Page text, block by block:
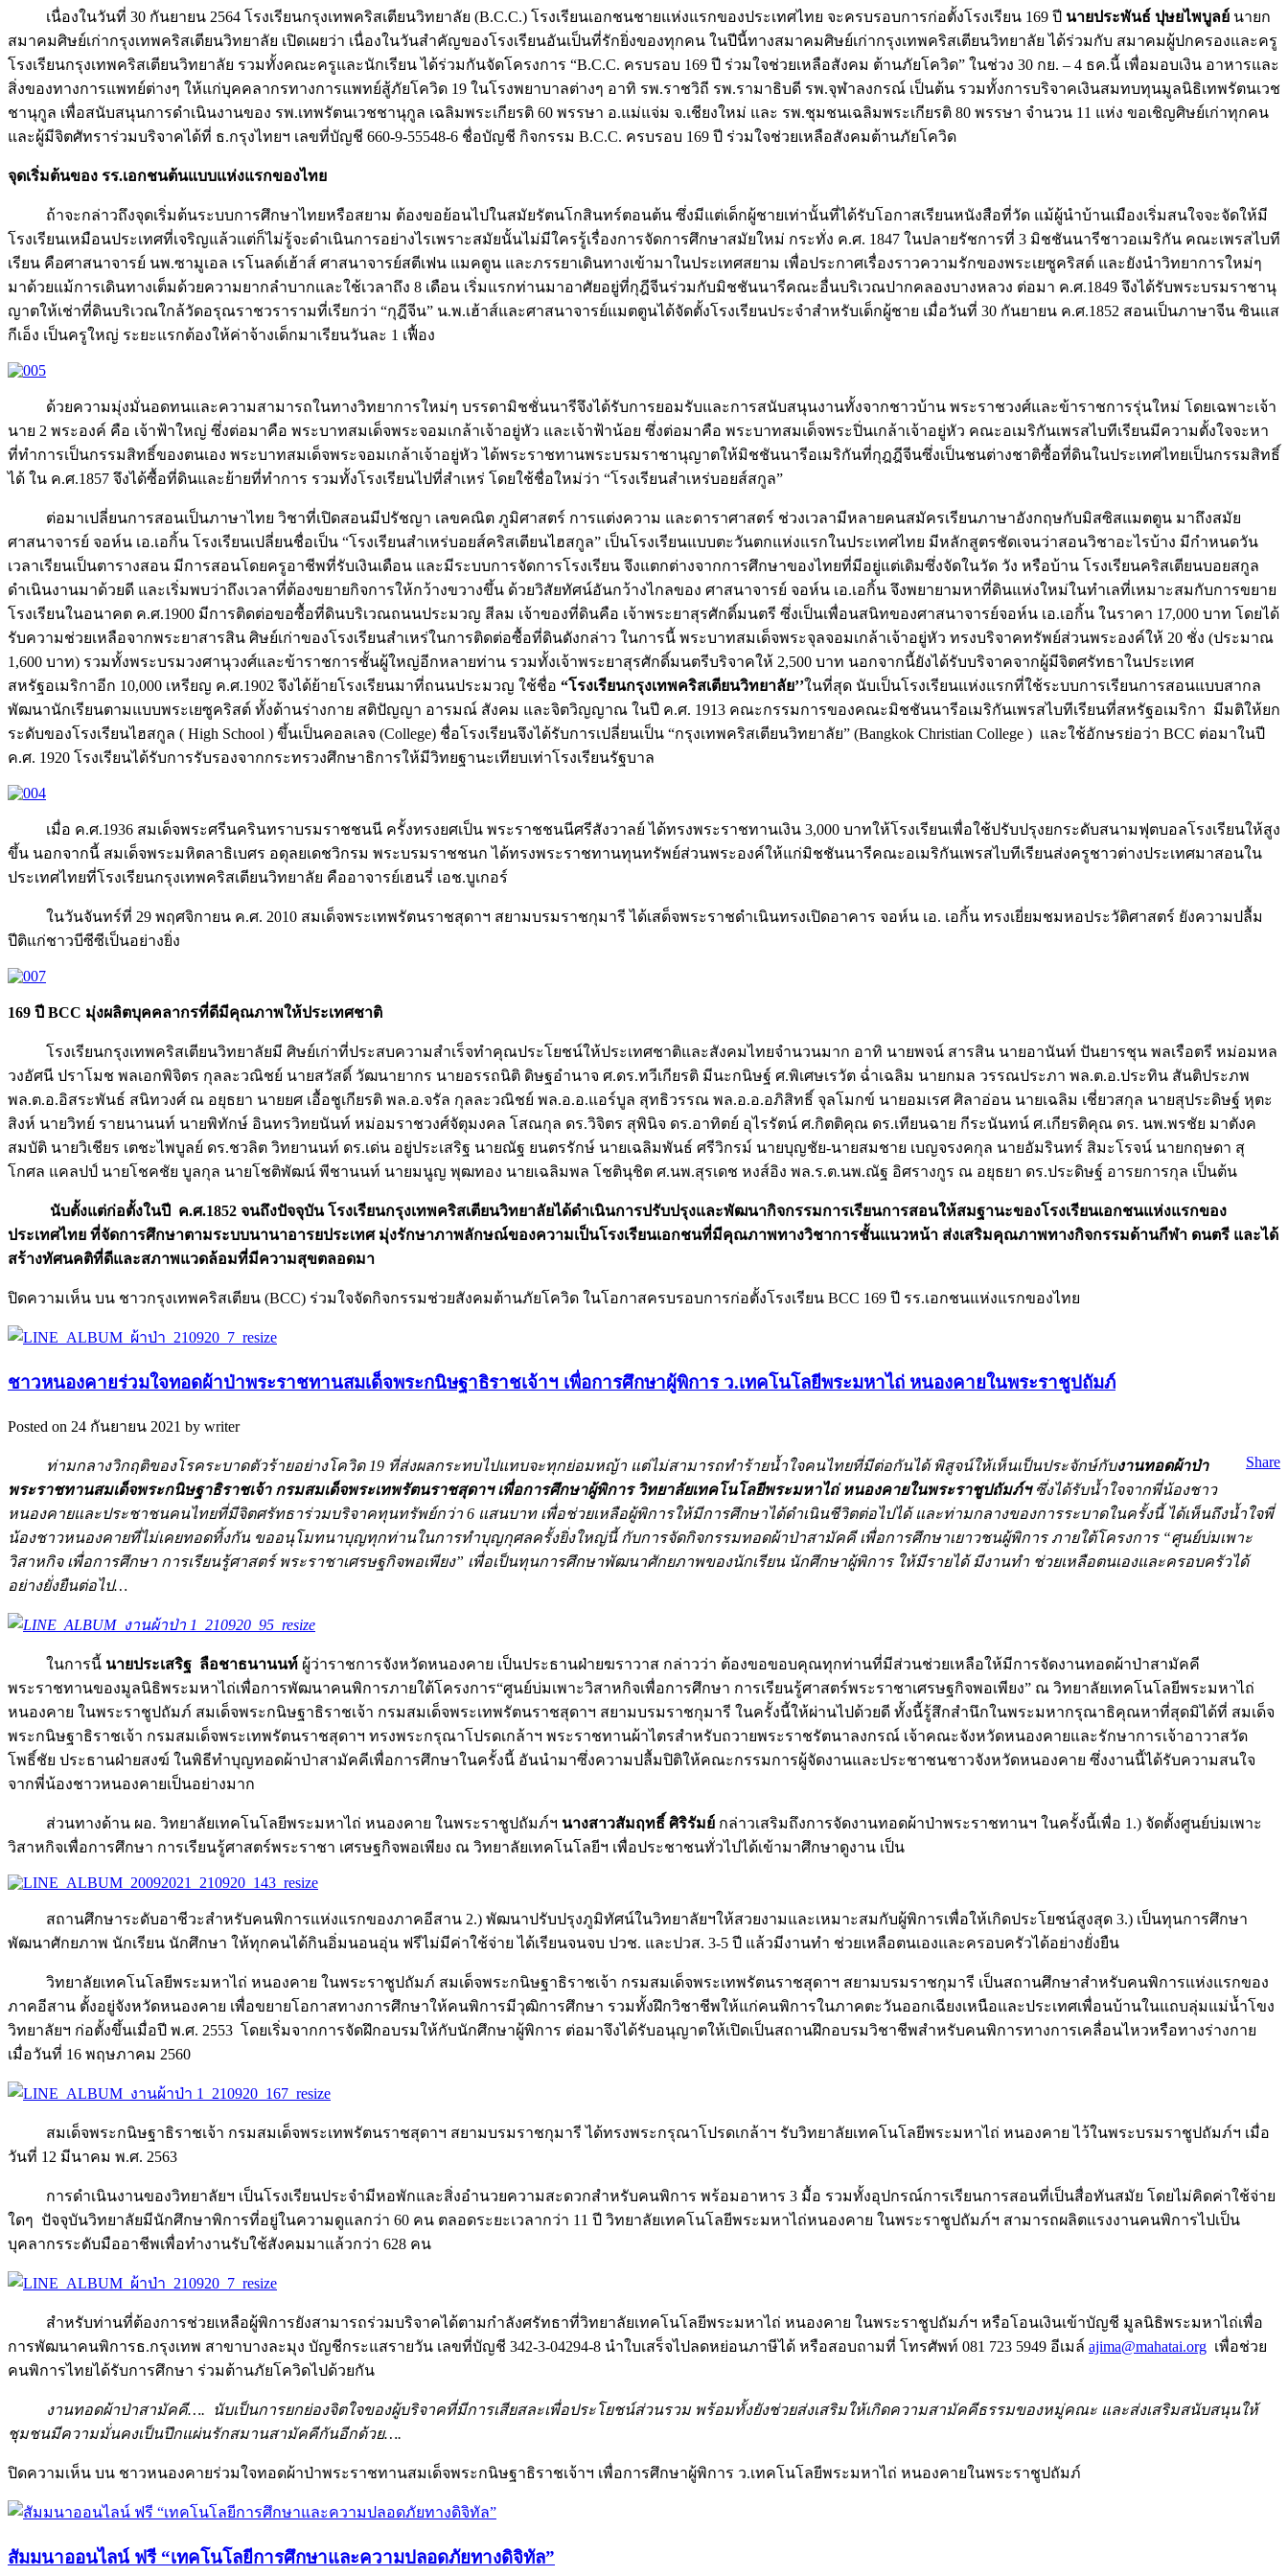
เนื่องในวันที่ 30 กันยายน 2564 โรงเรียนกรุงเทพคริสเตียนวิทยาลัย (B.C.C.) โรงเรียนเอกชนชายแห่งแรกของประเทศไทย จะครบรอบการก่อตั้งโรงเรียน 169 ปี นายประพันธ์ ปุษยไพบูลย์ นายก
สมาคมศิษย์เก่ากรุงเทพคริสเตียนวิทยาลัย เปิดเผยว่า เนื่องในวันสำคัญของโรงเรียนอันเป็นที่รักยิ่งของทุกคน ในปีนี้ทางสมาคมศิษย์เก่ากรุงเทพคริสเตียนวิทยาลัย ได้ร่วมกับ สมาคมผู้ปกครองและครู
โรงเรียนกรุงเทพคริสเตียนวิทยาลัย รวมทั้งคณะครูและนักเรียน ได้ร่วมกันจัดโครงการ “B.C.C. ครบรอบ 169 ปี ร่วมใจช่วยเหลือสังคม ต้านภัยโควิด” ในช่วง 30 กย. – 4 ธค.นี้ เพื่อมอบเงิน อาหารและ
สิ่งของทางการแพทย์ต่างๆ ให้แก่บุคคลากรทางการแพทย์สู้ภัยโควิด 19 ในโรงพยาบาลต่างๆ อาทิ รพ.ราชวิถี รพ.รามาธิบดี รพ.จุฬาลงกรณ์ เป็นต้น รวมทั้งการบริจาคเงินสมทบทุนมูลนิธิเทพรัตนเวช
ชานุกูล เพื่อสนับสนุนการดำเนินงานของ รพ.เทพรัตนเวชชานุกูล เฉลิมพระเกียรติ 60 พรรษา อ.แม่แจ่ม จ.เชียงใหม่ และ รพ.ชุมชนเฉลิมพระเกียรติ 80 พรรษา จำนวน 11 แห่ง ขอเชิญศิษย์เก่าทุกคน
และผู้มีจิตศัทราร่วมบริจาคได้ที่ ธ.กรุงไทยฯ เลขที่บัญชี 660-9-55548-6 ชื่อบัญชี กิจกรรม B.C.C. ครบรอบ 169 ปี ร่วมใจช่วยเหลือสังคมต้านภัยโควิด
จุดเริ่มต้นของ รร.เอกชนต้นแบบแห่งแรกของไทย
ถ้าจะกล่าวถึงจุดเริ่มต้นระบบการศึกษาไทยหรือสยาม ต้องขอย้อนไปในสมัยรัตนโกสินทร์ตอนต้น ซึ่งมีแต่เด็กผู้ชายเท่านั้นที่ได้รับโอกาสเรียนหนังสือที่วัด แม้ผู้นำบ้านเมืองเริ่มสนใจจะจัดให้มี
โรงเรียนเหมือนประเทศที่เจริญแล้วแต่ก็ไม่รู้จะดำเนินการอย่างไรเพราะสมัยนั้นไม่มีใครรู้เรื่องการจัดการศึกษาสมัยใหม่ กระทั่ง ค.ศ. 1847 ในปลายรัชการที่ 3 มิชชันนารีชาวอเมริกัน คณะเพรสไบที
เรียน คือศาสนาจารย์ นพ.ซามูเอล เรโนลด์เฮ้าส์ ศาสนาจารย์สตีเฟน แมคตูน และภรรยาเดินทางเข้ามาในประเทศสยาม เพื่อประกาศเรื่องราวความรักของพระเยซูคริสต์ และยังนำวิทยาการใหม่ๆ
มาด้วยแม้การเดินทางเต็มด้วยความยากลำบากและใช้เวลาถึง 8 เดือน เริ่มแรกท่านมาอาศัยอยู่ที่กุฎีจีนร่วมกับมิชชันนารีคณะอื่นบริเวณปากคลองบางหลวง ต่อมา ค.ศ.1849 จึงได้รับพระบรมราชานุ
ญาตให้เช่าที่ดินบริเวณใกล้วัดอรุณราชวรารามที่เรียกว่า “กุฎีจีน” น.พ.เฮ้าส์และศาสนาจารย์แมตตูนได้จัดตั้งโรงเรียนประจำสำหรับเด็กผู้ชาย เมื่อวันที่ 30 กันยายน ค.ศ.1852 สอนเป็นภาษาจีน ซินแส
กีเอ็ง เป็นครูใหญ่ ระยะแรกต้องให้ค่าจ้างเด็กมาเรียนวันละ 1 เฟื้อง
ด้วยความมุ่งมั่นอดทนและความสามารถในทางวิทยาการใหม่ๆ บรรดามิชชั่นนารีจึงได้รับการยอมรับและการสนับสนุนงานทั้งจากชาวบ้าน พระราชวงศ์และข้าราชการรุ่นใหม่ โดยเฉพาะเจ้า
นาย 2 พระองค์ คือ เจ้าฟ้าใหญ่ ซึ่งต่อมาคือ พระบาทสมเด็จพระจอมเกล้าเจ้าอยู่หัว และเจ้าฟ้าน้อย ซึ่งต่อมาคือ พระบาทสมเด็จพระปิ่นเกล้าเจ้าอยู่หัว คณะอเมริกันเพรสไบทีเรียนมีความตั้งใจจะหา
ที่ทำการเป็นกรรมสิทธิ์ของตนเอง พระบาทสมเด็จพระจอมเกล้าเจ้าอยู่หัว ได้พระราชทานพระบรมราชานุญาตให้มิชชันนารีอเมริกันที่กุฎฎีจีนซึ่งเป็นชนต่างชาติซื้อที่ดินในประเทศไทยเป็นกรรมสิทธิ์
ได้ ใน ค.ศ.1857 จึงได้ซื้อที่ดินและย้ายที่ทำการ รวมทั้งโรงเรียนไปที่สำเหร่ โดยใช้ชื่อใหม่ว่า “โรงเรียนสำเหร่บอยส์สกูล”
ต่อมาเปลี่ยนการสอนเป็นภาษาไทย วิชาที่เปิดสอนมีปรัชญา เลขคณิต ภูมิศาสตร์ การแต่งความ และดาราศาสตร์ ช่วงเวลามีหลายคนสมัครเรียนภาษาอังกฤษกับมิสซิสแมตตูน มาถึงสมัย
ศาสนาจารย์ จอห์น เอ.เอกิ้น โรงเรียนเปลี่ยนชื่อเป็น “โรงเรียนสำเหร่บอยส์คริสเตียนไฮสกูล” เป็นโรงเรียนแบบตะวันตกแห่งแรกในประเทศไทย มีหลักสูตรชัดเจนว่าสอนวิชาอะไรบ้าง มีกำหนดวัน
เวลาเรียนเป็นตารางสอน มีการสอนโดยครูอาชีพที่รับเงินเดือน และมีระบบการจัดการโรงเรียน จึงแตกต่างจากการศึกษาของไทยที่มีอยู่แต่เดิมซึ่งจัดในวัด วัง หรือบ้าน โรงเรียนคริสเตียนบอยสกูล
ดำเนินงานมาด้วยดี และเริ่มพบว่าถึงเวลาที่ต้องขยายกิจการให้กว้างขวางขึ้น ด้วยวิสัยทัศน์อันกว้างไกลของ ศาสนาจารย์ จอห์น เอ.เอกิ้น จึงพยายามหาที่ดินแห่งใหม่ในทำเลที่เหมาะสมกับการขยาย
โรงเรียนในอนาคต ค.ศ.1900 มีการติดต่อขอซื้อที่ดินบริเวณถนนประมวญ สีลม เจ้าของที่ดินคือ เจ้าพระยาสุรศักดิ์มนตรี ซึ่งเป็นเพื่อนสนิทของศาสนาจารย์จอห์น เอ.เอกิ้น ในราคา 17,000 บาท โดยได้
รับความช่วยเหลือจากพระยาสารสิน ศิษย์เก่าของโรงเรียนสำเหร่ในการติดต่อซื้อที่ดินดังกล่าว ในการนี้ พระบาทสมเด็จพระจุลจอมเกล้าเจ้าอยู่หัว ทรงบริจาคทรัพย์ส่วนพระองค์ให้ 20 ชั่ง (ประมาณ
1,600 บาท) รวมทั้งพระบรมวงศานุวงศ์และข้าราชการชั้นผู้ใหญ่อีกหลายท่าน รวมทั้งเจ้าพระยาสุรศักดิ์มนตรีบริจาคให้ 2,500 บาท นอกจากนี้ยังได้รับบริจาคจากผู้มีจิตศรัทธาในประเทศ
สหรัฐอเมริกาอีก 10,000 เหรียญ ค.ศ.1902 จึงได้ย้ายโรงเรียนมาที่ถนนประมวญ ใช้ชื่อ “โรงเรียนกรุงเทพคริสเตียนวิทยาลัย’’ในที่สุด นับเป็นโรงเรียนแห่งแรกที่ใช้ระบบการเรียนการสอนแบบสากล
พัฒนานักเรียนตามแบบพระเยซูคริสต์ ทั้งด้านร่างกาย สติปัญญา อารมณ์ สังคม และจิตวิญญาณ ในปี ค.ศ. 1913 คณะกรรมการของคณะมิชชันนารีอเมริกันเพรสไบทีเรียนที่สหรัฐอเมริกา มีมติให้ยก
ระดับของโรงเรียนไฮสกูล ( High School ) ขึ้นเป็นคอลเลจ (College) ชื่อโรงเรียนจึงได้รับการเปลี่ยนเป็น “กรุงเทพคริสเตียนวิทยาลัย” (Bangkok Christian College ) และใช้อักษรย่อว่า BCC ต่อมาในปี
ค.ศ. 1920 โรงเรียนได้รับการรับรองจากกระทรวงศึกษาธิการให้มีวิทยฐานะเทียบเท่าโรงเรียนรัฐบาล
เมื่อ ค.ศ.1936 สมเด็จพระศรีนครินทราบรมราชชนนี ครั้งทรงยศเป็น พระราชชนนีศรีสังวาลย์ ได้ทรงพระราชทานเงิน 3,000 บาทให้โรงเรียนเพื่อใช้ปรับปรุงยกระดับสนามฟุตบอลโรงเรียนให้สูง
ขึ้น นอกจากนี้ สมเด็จพระมหิตลาธิเบศร อดุลยเดชวิกรม พระบรมราชชนก ได้ทรงพระราชทานทุนทรัพย์ส่วนพระองค์ให้แก่มิชชันนารีคณะอเมริกันเพรสไบทีเรียนส่งครูชาวต่างประเทศมาสอนใน
ประเทศไทยที่โรงเรียนกรุงเทพคริสเตียนวิทยาลัย คืออาจารย์เฮนรี่ เอช.บูเกอร์
ในวันจันทร์ที่ 29 พฤศจิกายน ค.ศ. 2010 สมเด็จพระเทพรัตนราชสุดาฯ สยามบรมราชกุมารี ได้เสด็จพระราชดำเนินทรงเปิดอาคาร จอห์น เอ. เอกิ้น ทรงเยี่ยมชมหอประวัติศาสตร์ ยังความปลื้ม
ปีติแก่ชาวบีซีซีเป็นอย่างยิ่ง
169 ปี BCC มุ่งผลิตบุคคลากรที่ดีมีคุณภาพให้ประเทศชาติ
โรงเรียนกรุงเทพคริสเตียนวิทยาลัยมี ศิษย์เก่าที่ประสบความสำเร็จทำคุณประโยชน์ให้ประเทศชาติและสังคมไทยจำนวนมาก อาทิ นายพจน์ สารสิน นายอานันท์ ปันยารชุน พลเรือตรี หม่อมหล
วงอัศนี ปราโมช พลเอกพิจิตร กุลละวณิชย์ นายสวัสดิ์ วัฒนายากร นายอรรถนิติ ดิษฐอำนาจ ศ.ดร.ทวีเกียรติ มีนะกนิษฐ์ ศ.พิเศษเรวัต ฉ่ำเฉลิม นายกมล วรรณประภา พล.ต.อ.ประทิน สันติประภพ
พล.ต.อ.อิสระพันธ์ สนิทวงศ์ ณ อยุธยา นายยศ เอื้อชูเกียรติ พล.อ.จรัล กุลละวณิชย์ พล.อ.อ.แอร์บูล สุทธิวรรณ พล.อ.อ.อภิสิทธิ์ จุลโมกข์ นายอมเรศ ศิลาอ่อน นายเฉลิม เชี่ยวสกุล นายสุประดิษฐ์ หุตะ
สิงห์ นายวิทย์ รายนานนท์ นายพิทักษ์ อินทรวิทยนันท์ หม่อมราชวงศ์จัตุมงคล โสณกุล ดร.วิจิตร สุพินิจ ดร.อาทิตย์ อุไรรัตน์ ศ.กิตติคุณ ดร.เทียนฉาย กีระนันทน์ ศ.เกียรติคุณ ดร. นพ.พรชัย มาตังค
สมบัติ นายวิเชียร เตชะไพบูลย์ ดร.ชวลิต วิทยานนท์ ดร.เด่น อยู่ประเสริฐ นายณัฐ ยนตรรักษ์ นายเฉลิมพันธ์ ศรีวิกรม์ นายบุญชัย-นายสมชาย เบญจรงคกุล นายอัมรินทร์ สิมะโรจน์ นายกฤษดา สุ
โกศล แคลปป์ นายโชคชัย บูลกุล นายโชติพัฒน์ พีชานนท์ นายมนูญ พุฒทอง นายเฉลิมพล โชตินุชิต ศ.นพ.สุรเดช หงส์อิง พล.ร.ต.นพ.ณัฐ อิศรางกูร ณ อยุธยา ดร.ประดิษฐ์ อารยการกุล เป็นต้น
นับตั้งแต่ก่อตั้งในปี ค.ศ.1852 จนถึงปัจจุบัน โรงเรียนกรุงเทพคริสเตียนวิทยาลัยได้ดำเนินการปรับปรุงและพัฒนากิจกรรมการเรียนการสอนให้สมฐานะของโรงเรียนเอกชนแห่งแรกของ
ประเทศไทย ที่จัดการศึกษาตามระบบนานาอารยประเทศ มุ่งรักษาภาพลักษณ์ของความเป็นโรงเรียนเอกชนที่มีคุณภาพทางวิชาการชั้นแนวหน้า ส่งเสริมคุณภาพทางกิจกรรมด้านกีฬา ดนตรี และได้
สร้างทัศนคติที่ดีและสภาพแวดล้อมที่มีความสุขตลอดมา
ปิดความเห็น บน ชาวกรุงเทพคริสเตียน (BCC) ร่วมใจจัดกิจกรรมช่วยสังคมต้านภัยโควิด ในโอกาสครบรอบการก่อตั้งโรงเรียน BCC 169 ปี รร.เอกชนแห่งแรกของไทย
ชาวหนองคายร่วมใจทอดผ้าป่าพระราชทานสมเด็จพระกนิษฐาธิราชเจ้าฯ เพื่อการศึกษาผู้พิการ ว.เทคโนโลยีพระมหาไถ่ หนองคายในพระราชูปถัมภ์
Posted on 24 กันยายน 2021 by writer
Share
ท่ามกลางวิกฤติของโรคระบาดตัวร้ายอย่างโควิด 19 ที่ส่งผลกระทบไปแทบจะทุกย่อมหญ้า แต่ไม่สามารถทำร้ายน้ำใจคนไทยที่มีต่อกันได้ พิสูจน์ให้เห็นเป็นประจักษ์กับงานทอดผ้าป่า
พระราชทานสมเด็จพระกนิษฐาธิราชเจ้า กรมสมเด็จพระเทพรัตนราชสุดาฯ เพื่อการศึกษาผู้พิการ วิทยาลัยเทคโนโลยีพระมหาไถ่ หนองคายในพระราชูปถัมภ์ฯ ซึ่งได้รับน้ำใจจากพี่น้องชาว
หนองคายและประชาชนคนไทยที่มีจิตศรัทธาร่วมบริจาคทุนทรัพย์กว่า 6 แสนบาท เพื่อช่วยเหลือผู้พิการให้มีการศึกษาได้ดำเนินชีวิตต่อไปได้ และท่ามกลางของการระบาดในครั้งนี้ ได้เห็นถึงน้ำใจพี่
น้องชาวหนองคายที่ไม่เคยทอดทิ้งกัน ขออนุโมทนาบุญทุกท่านในการทำบุญกุศลครั้งยิ่งใหญ่นี้ กับการจัดกิจกรรมทอดผ้าป่าสามัคคี เพื่อการศึกษาเยาวชนผู้พิการ ภายใต้โครงการ “ศูนย์บ่มเพาะ
วิสาหกิจ เพื่อการศึกษา การเรียนรู้ศาสตร์ พระราชาเศรษฐกิจพอเพียง” เพื่อเป็นทุนการศึกษาพัฒนาศักยภาพของนักเรียน นักศึกษาผู้พิการ ให้มีรายได้ มีงานทำ ช่วยเหลือตนเองและครอบครัวได้
อย่างยั่งยืนต่อไป…
ในการนี้ นายประเสริฐ ลือชาธนานนท์ ผู้ว่าราชการจังหวัดหนองคาย เป็นประธานฝ่ายฆราวาส กล่าวว่า ต้องขอขอบคุณทุกท่านที่มีส่วนช่วยเหลือให้มีการจัดงานทอดผ้าป่าสามัคคี
พระราชทานของมูลนิธิพระมหาไถ่เพื่อการพัฒนาคนพิการภายใต้โครงการ“ศูนย์บ่มเพาะวิสาหกิจเพื่อการศึกษา การเรียนรู้ศาสตร์พระราชาเศรษฐกิจพอเพียง” ณ วิทยาลัยเทคโนโลยีพระมหาไถ่
หนองคาย ในพระราชูปถัมภ์ สมเด็จพระกนิษฐาธิราชเจ้า กรมสมเด็จพระเทพรัตนราชสุดาฯ สยามบรมราชกุมารี ในครั้งนี้ให้ผ่านไปด้วยดี ทั้งนี้รู้สึกสำนึกในพระมหากรุณาธิคุณหาที่สุดมิได้ที่ สมเด็จ
พระกนิษฐาธิราชเจ้า กรมสมเด็จพระเทพรัตนราชสุดาฯ ทรงพระกรุณาโปรดเกล้าฯ พระราชทานผ้าไตรสำหรับถวายพระราชรัตนาลงกรณ์ เจ้าคณะจังหวัดหนองคายและรักษาการเจ้าอาวาสวัด
โพธิ์ชัย ประธานฝ่ายสงฆ์ ในพิธีทำบุญทอดผ้าป่าสามัคคีเพื่อการศึกษาในครั้งนี้ อันนำมาซึ่งความปลื้มปิติให้คณะกรรมการผู้จัดงานและประชาชนชาวจังหวัดหนองคาย ซึ่งงานนี้ได้รับความสนใจ
จากพี่น้องชาวหนองคายเป็นอย่างมาก
ส่วนทางด้าน ผอ. วิทยาลัยเทคโนโลยีพระมหาไถ่ หนองคาย ในพระราชูปถัมภ์ฯ นางสาวสัมฤทธิ์ ศิริรัมย์ กล่าวเสริมถึงการจัดงานทอดผ้าป่าพระราชทานฯ ในครั้งนี้เพื่อ 1.) จัดตั้งศูนย์บ่มเพาะ
วิสาหกิจเพื่อการศึกษา การเรียนรู้ศาสตร์พระราชา เศรษฐกิจพอเพียง ณ วิทยาลัยเทคโนโลยีฯ เพื่อประชาชนทั่วไปได้เข้ามาศึกษาดูงาน เป็น
สถานศึกษาระดับอาชีวะสำหรับคนพิการแห่งแรกของภาคอีสาน 2.) พัฒนาปรับปรุงภูมิทัศน์ในวิทยาลัยฯให้สวยงามและเหมาะสมกับผู้พิการเพื่อให้เกิดประโยชน์สูงสุด 3.) เป็นทุนการศึกษา
พัฒนาศักยภาพ นักเรียน นักศึกษา ให้ทุกคนได้กินอิ่มนอนอุ่น ฟรีไม่มีค่าใช้จ่าย ได้เรียนจนจบ ปวช. และปวส. 3-5 ปี แล้วมีงานทำ ช่วยเหลือตนเองและครอบครัวได้อย่างยั่งยืน
วิทยาลัยเทคโนโลยีพระมหาไถ่ หนองคาย ในพระราชูปถัมภ์ สมเด็จพระกนิษฐาธิราชเจ้า กรมสมเด็จพระเทพรัตนราชสุดาฯ สยามบรมราชกุมารี เป็นสถานศึกษาสำหรับคนพิการแห่งแรกของ
ภาคอีสาน ตั้งอยู่จังหวัดหนองคาย เพื่อขยายโอกาสทางการศึกษาให้คนพิการมีวุฒิการศึกษา รวมทั้งฝึกวิชาชีพให้แก่คนพิการในภาคตะวันออกเฉียงเหนือและประเทศเพื่อนบ้านในแถบลุ่มแม่น้ำโขง
วิทยาลัยฯ ก่อตั้งขึ้นเมื่อปี พ.ศ. 2553 โดยเริ่มจากการจัดฝึกอบรมให้กับนักศึกษาผู้พิการ ต่อมาจึงได้รับอนุญาตให้เปิดเป็นสถานฝึกอบรมวิชาชีพสำหรับคนพิการทางการเคลื่อนไหวหรือทางร่างกาย
เมื่อวันที่ 16 พฤษภาคม 2560
สมเด็จพระกนิษฐาธิราชเจ้า กรมสมเด็จพระเทพรัตนราชสุดาฯ สยามบรมราชกุมารี ได้ทรงพระกรุณาโปรดเกล้าฯ รับวิทยาลัยเทคโนโลยีพระมหาไถ่ หนองคาย ไว้ในพระบรมราชูปถัมภ์ฯ เมื่อ
วันที่ 12 มีนาคม พ.ศ. 2563
การดำเนินงานของวิทยาลัยฯ เป็นโรงเรียนประจำมีหอพักและสิ่งอำนวยความสะดวกสำหรับคนพิการ พร้อมอาหาร 3 มื้อ รวมทั้งอุปกรณ์การเรียนการสอนที่เป็นสื่อทันสมัย โดยไม่คิดค่าใช้จ่าย
ใดๆ ปัจจุบันวิทยาลัยมีนักศึกษาพิการที่อยู่ในความดูแลกว่า 60 คน ตลอดระยะเวลากว่า 11 ปี วิทยาลัยเทคโนโลยีพระมหาไถ่หนองคาย ในพระราชูปถัมภ์ฯ สามารถผลิตแรงงานคนพิการไปเป็น
บุคลากรระดับมืออาชีพเพื่อทำงานรับใช้สังคมมาแล้วกว่า 628 คน
สำหรับท่านที่ต้องการช่วยเหลือผู้พิการยังสามารถร่วมบริจาคได้ตามกำลังศรัทธาที่วิทยาลัยเทคโนโลยีพระมหาไถ่ หนองคาย ในพระราชูปถัมภ์ฯ หรือโอนเงินเข้าบัญชี มูลนิธิพระมหาไถ่เพื่อ
การพัฒนาคนพิการธ.กรุงเทพ สาขาบางละมุง บัญชีกระแสรายวัน เลขที่บัญชี 342-3-04294-8 นำใบเสร็จไปลดหย่อนภาษีได้ หรือสอบถามที่ โทรศัพท์ 081 723 5949 อีเมล์ ajima@mahatai.org เพื่อช่วย
คนพิการไทยได้รับการศึกษา ร่วมต้านภัยโควิดไปด้วยกัน
งานทอดผ้าป่าสามัคคี…. นับเป็นการยกย่องจิตใจของผู้บริจาคที่มีการเสียสละเพื่อประโยชน์ส่วนรวม พร้อมทั้งยังช่วยส่งเสริมให้เกิดความสามัคคีธรรมของหมู่คณะ และส่งเสริมสนับสนุนให้
ชุมชนมีความมั่นคงเป็นปึกแผ่นรักสมานสามัคคีกันอีกด้วย….
ปิดความเห็น บน ชาวหนองคายร่วมใจทอดผ้าป่าพระราชทานสมเด็จพระกนิษฐาธิราชเจ้าฯ เพื่อการศึกษาผู้พิการ ว.เทคโนโลยีพระมหาไถ่ หนองคายในพระราชูปถัมภ์
สัมมนาออนไลน์ ฟรี “เทคโนโลยีการศึกษาและความปลอดภัยทางดิจิทัล”